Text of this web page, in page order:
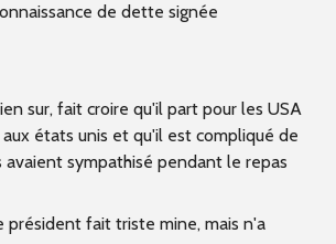
de dette signée
sur, fait croire qu'il part pour les USA
états unis et qu'il est compliqué de
avaient sympathisé pendant le repas
président fait triste mine, mais n'a